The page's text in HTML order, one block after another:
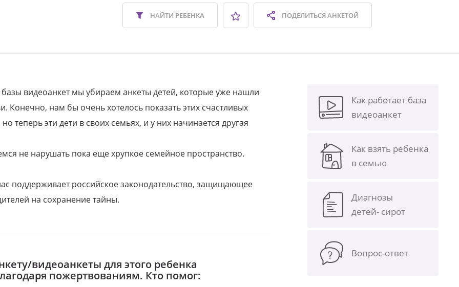
ПОДЕЛИТЬСЯАНКЕТОЙ
НАЙТИ РЕБЕНКА
видеоанкет мы убираем анкеты детей, которые уже нашли
Конечно, нам бы очень хотелось показать этих счастливых
теперь эти дети в своих семьях, и у них начинается другая
не нарушать пока еще хрупкое семейное пространство.
поддерживает российское законодательство, защищающее
на сохранение тайны.
видеоанкеты для этого ребенка
пожертвованиям. Кто помог:
Как работает база
видеоанкет
Как взять ребенка
в семью
Диагнозы
детей- сирот
Вопрос-ответ